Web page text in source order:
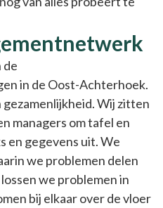
de
in de Oost-Achterhoek.
gezamenlijkheid. Wij zitten
managers om tafel en
en gegevens uit. We
we problemen delen
we problemen in
bij elkaar over de vloer